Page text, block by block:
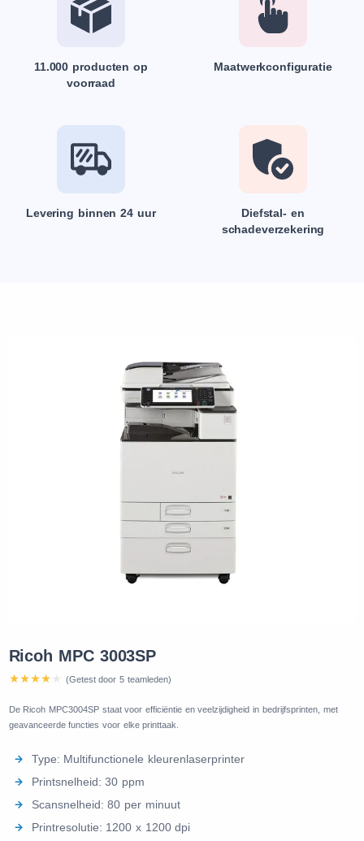
11.000 producten op
voorraad
Maatwerkconfiguratie
Levering binnen 24 uur
Diefstal- en
schadeverzekering
Ricoh MPC 3003SP
(Getest door 5 teamleden)
De Ricoh MPC3004SP staat voor efficiëntie en veelzijdigheid in bedrijfsprinten, met
geavanceerde functies voor elke printtaak.
Type: Multifunctionele kleurenlaserprinter
Printsnelheid: 30 ppm
Scansnelheid: 80 per minuut
Printresolutie: 1200 x 1200 dpi